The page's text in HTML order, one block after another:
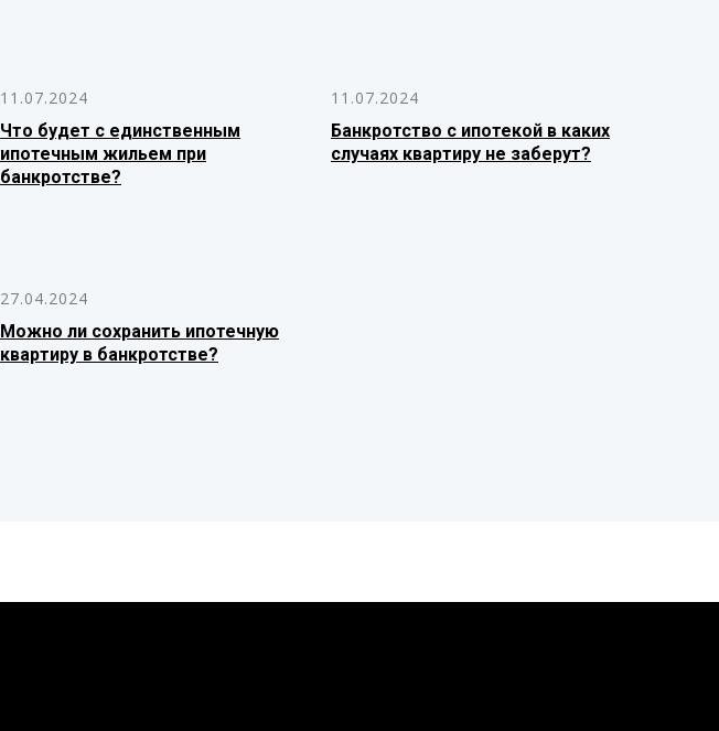
11.07.2024
Что будет с единственным
ипотечным жильем при
банкротстве?
11.07.2024
Банкротство с ипотекой в каких
случаях квартиру не заберут?
27.04.2024
Можно ли сохранить ипотечную
квартиру в банкротстве?